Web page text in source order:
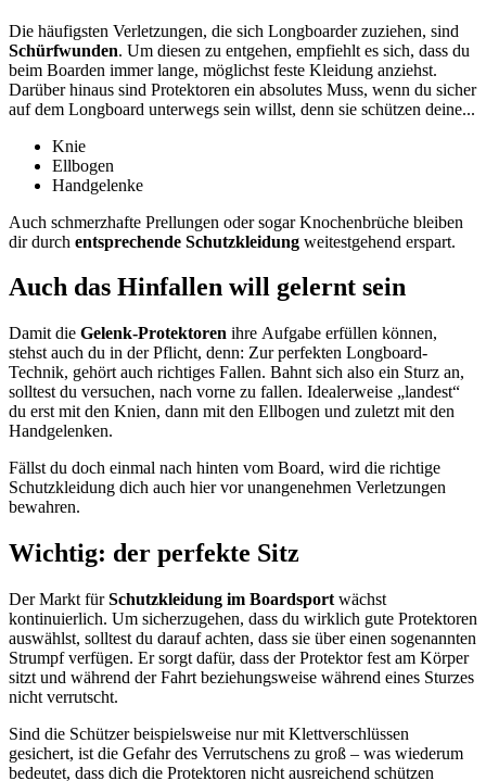
Die häufigsten Verletzungen, die sich Longboarder zuziehen, sind
Schürfwunden. Um diesen zu entgehen, empfiehlt es sich, dass du
beim Boarden immer lange, möglichst feste Kleidung anziehst.
Darüber hinaus sind Protektoren ein absolutes Muss, wenn du sicher
auf dem Longboard unterwegs sein willst, denn sie schützen deine...
Knie
Ellbogen
Handgelenke
Auch schmerzhafte Prellungen oder sogar Knochenbrüche bleiben
dir durch entsprechende Schutzkleidung weitestgehend erspart.
Auch das Hinfallen will gelernt sein
Damit die Gelenk-Protektoren ihre Aufgabe erfüllen können,
stehst auch du in der Pflicht, denn: Zur perfekten Longboard-
Technik, gehört auch richtiges Fallen. Bahnt sich also ein Sturz an,
solltest du versuchen, nach vorne zu fallen. Idealerweise „landest“
du erst mit den Knien, dann mit den Ellbogen und zuletzt mit den
Handgelenken.
Fällst du doch einmal nach hinten vom Board, wird die richtige
Schutzkleidung dich auch hier vor unangenehmen Verletzungen
bewahren.
Wichtig: der perfekte Sitz
Der Markt fürSchutzkleidung im Boardsport wächst
kontinuierlich. Um sicherzugehen, dass du wirklich gute Protektoren
auswählst, solltest du darauf achten, dass sie über einen sogenannten
Strumpf verfügen. Er sorgt dafür, dass der Protektor fest am Körper
sitzt und während der Fahrt beziehungsweise während eines Sturzes
nicht verrutscht.
Sind die Schützer beispielsweise nur mit Klettverschlüssen
gesichert, ist die Gefahr des Verrutschens zu groß – was wiederum
bedeutet, dass dich die Protektoren nicht ausreichend schützen